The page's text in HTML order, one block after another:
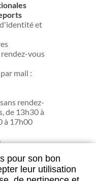
pour son bon
leur utilisation
et
vous
mail :
rendez-
de 13h30 à
à 17h00